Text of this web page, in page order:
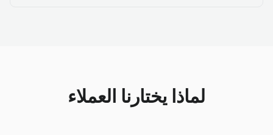
لماذا يختارنا العملاء